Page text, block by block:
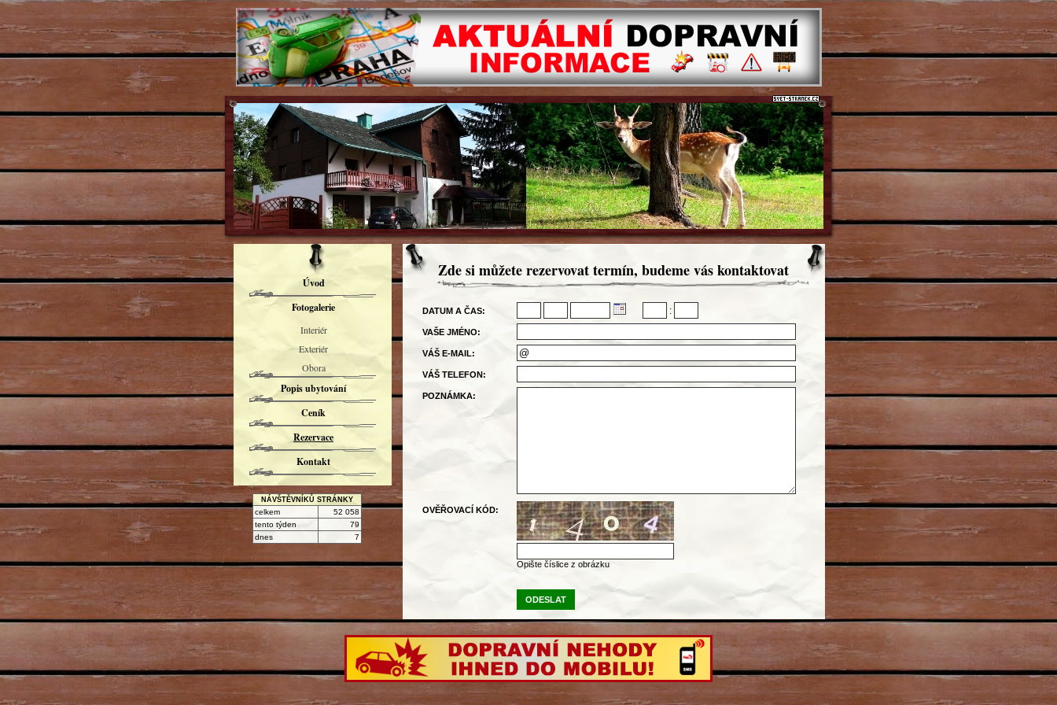
Zde si můžete rezervovat termín, budeme vás kontaktovat
DATUM A ČAS: :
VAŠE JMÉNO:
VÁŠ E-MAIL:
VÁŠ TELEFON:
POZNÁMKA:
OVĚŘOVACÍ KÓD:
Opište číslice z obrázku
ODESLAT
Úvod
Fotogalerie
Interiér
Exteriér
Obora
Popis ubytování
Ceník
Rezervace
Kontakt
NÁVŠTĚVNÍKŮ STRÁNKY
celkem
52 058
tento týden
79
dnes
7